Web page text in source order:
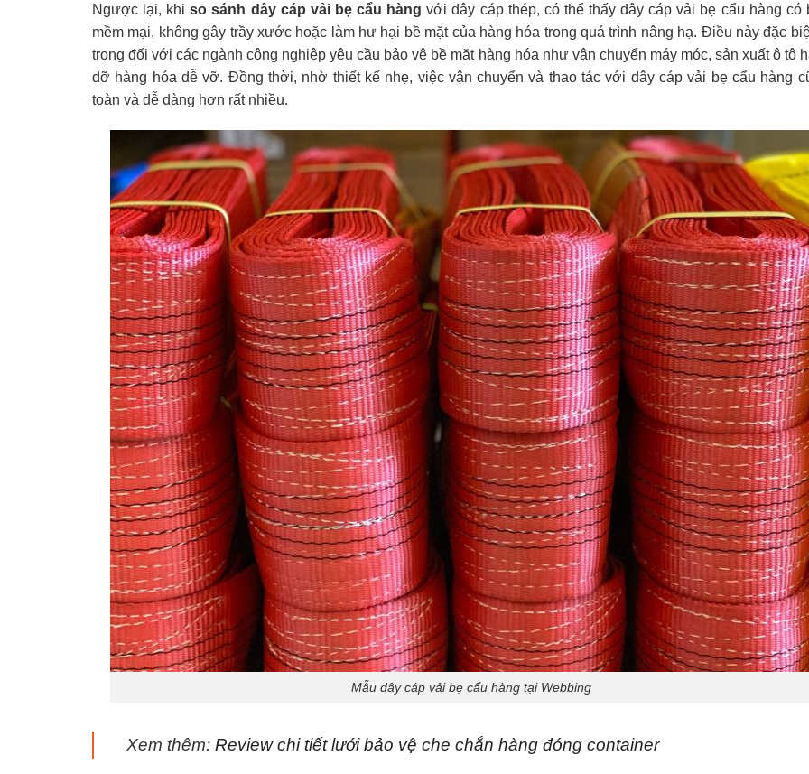
Ngược lại, khiso sánh dây cáp vải bẹ cẩu hàngvới dây cáp thép, có thể thấy dây cáp vải bẹ cẩu hàng có
mềm mại, không gây trầy xước hoặc làm hư hại bề mặt của hàng hóa trong quá trình nâng hạ. Điều này đặc
trọng đối với các ngành công nghiệp yêu cầu bảo vệ bề mặt hàng hóa như vận chuyển máy móc, sản xuất ô tô
dỡ hàng hóa dễ vỡ. Đồng thời, nhờ thiết kế nhẹ, việc vận chuyển và thao tác với dây cáp vải bẹ cẩu hàng
toàn và dễ dàng hơn rất nhiều.
Mẫu dây cáp vải bẹ cẩu hàng tại Webbing
Xem thêm: Review chi tiết lưới bảo vệ che chắn hàng đóng container